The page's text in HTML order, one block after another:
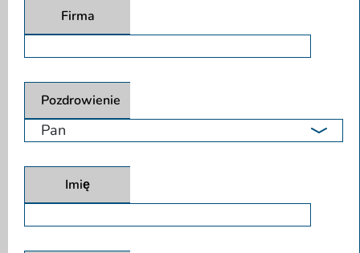
Firma
Pozdrowienie
Imię